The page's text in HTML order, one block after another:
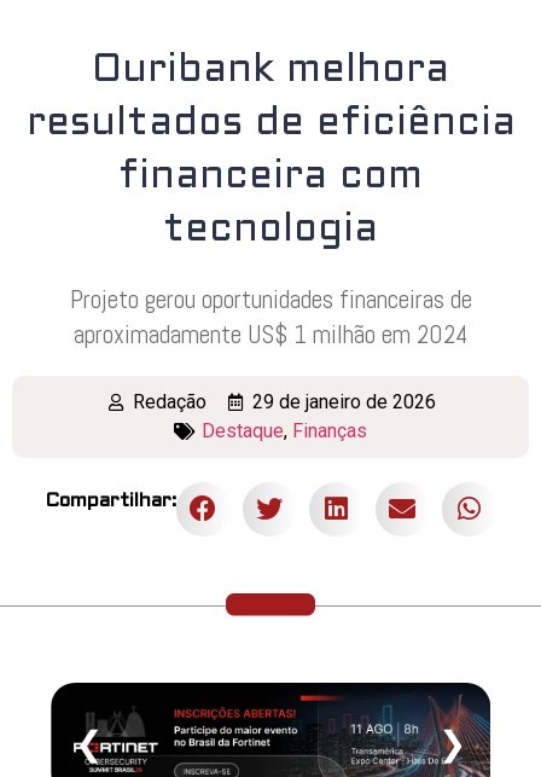
Ouribank melhora
resultados de eficiência
financeira com
tecnologia
Projeto gerou oportunidades financeiras de
aproximadamente US$ 1 milhão em 2024
Redação
29 de janeiro de 2026
Destaque, Finanças
Compartilhar:
❮ ❯